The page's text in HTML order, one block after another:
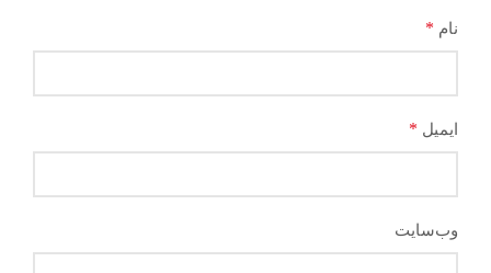
نام *
ایمیل *
وب‌سایت